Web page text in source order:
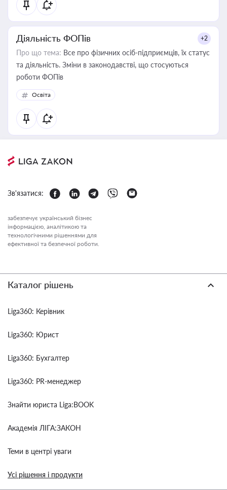
Діяльність ФОПів +2
Про що тема: Все про фізичних осіб-підприємців, їх статус
та діяльність. Зміни в законодавстві, що стосуються
роботи ФОПів
Освіта
Зв'язатися:
забезпечує український бізнес
інформацією, аналітикою та
технологічними рішеннями для
ефективної та безпечної роботи.
Каталог рішень
Liga360: Керівник
Liga360: Юрист
Liga360: Бухгалтер
Liga360: PR-менеджер
Знайти юриста Liga:BOOK
Академія ЛІГА:ЗАКОН
Теми в центрі уваги
Усі рішення і продукти